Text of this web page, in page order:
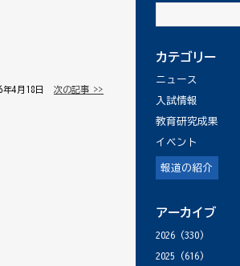
年4月18日 │ 次の記事 >>
カテゴリー
ニュース
入試情報
教育研究成果
イベント
報道の紹介
アーカイブ
2026 (330)
2025 (616)